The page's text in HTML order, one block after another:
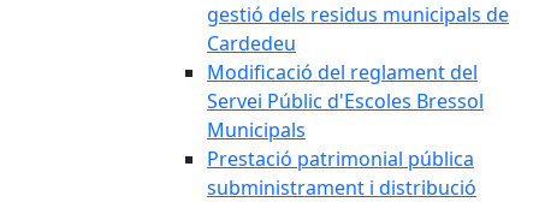
gestió dels residus municipals de
Cardedeu
Modificació del reglament del
Servei Públic d'Escoles Bressol
Municipals
Prestació patrimonial pública
subministrament i distribució